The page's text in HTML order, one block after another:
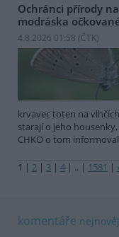
Ochránci přírody
modráska
4.8.2026 01:58 (ČTK)
krvavec toten na
starají o jeho
CHKO o tom
1 | 2 | 3 | 4 | .. | 1581 |
komentáře